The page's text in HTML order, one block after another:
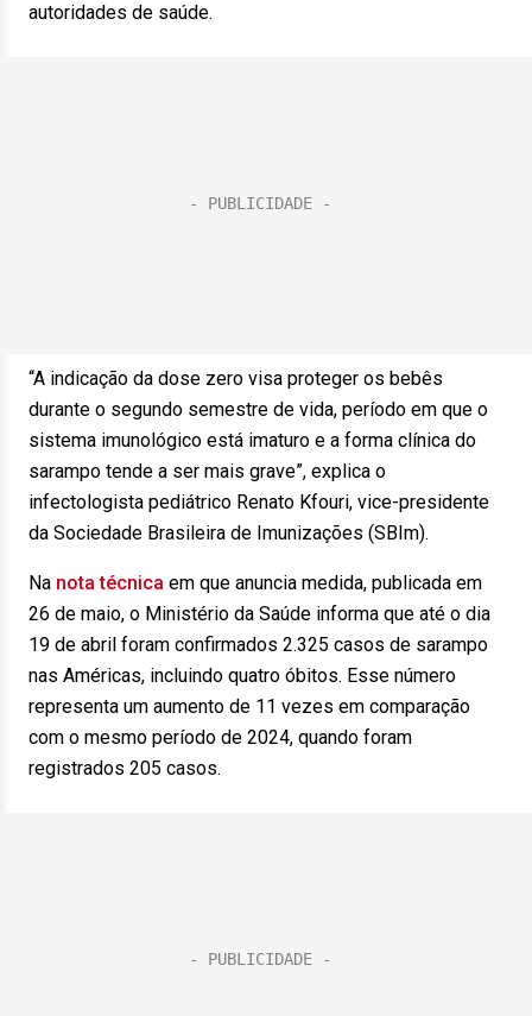
autoridades de saúde.
“A indicação da dose zero visa proteger os bebês
durante o segundo semestre de vida, período em que o
sistema imunológico está imaturo e a forma clínica do
sarampo tende a ser mais grave”, explica o
infectologista pediátrico Renato Kfouri, vice-presidente
da Sociedade Brasileira de Imunizações (SBIm).
Na nota técnica em que anuncia medida, publicada em
26 de maio, o Ministério da Saúde informa que até o dia
19 de abril foram confirmados 2.325 casos de sarampo
nas Américas, incluindo quatro óbitos. Esse número
representa um aumento de 11 vezes em comparação
com o mesmo período de 2024, quando foram
registrados 205 casos.